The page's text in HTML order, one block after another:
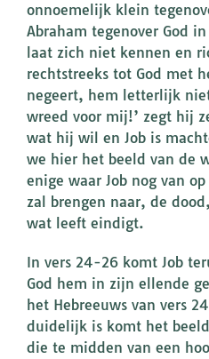
onnoemelijk klein
Abraham tegenover God
laat zich niet kennen en
rechtstreeks tot God met
negeert, hem letterlijk
wreed voor mij!’ zegt hij
wat hij wil en Job is
we hier het beeld van de
enige waar Job nog van
zal brengen naar, de
wat leeft eindigt.
In vers 24-26 komt Job
God hem in zijn ellende
het Hebreeuws van vers
duidelijk is komt het
die te midden van een